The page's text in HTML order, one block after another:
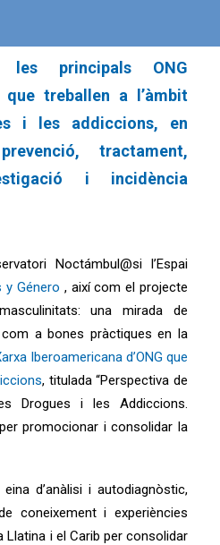
les principals ONG
que treballen a l’àmbit
i les addiccions, en
tractament,
i incidència
Noctámbul@si l’Espai
y Género , així com el projecte
una mirada de
com a bones pràctiques en la
Iberoamericana d’ONG que
, titulada “Perspectiva de
Drogues i les Addiccions.
promocionar i consolidar la
d’anàlisi i autodiagnòstic,
coneixement i experiències
Llatina i el Carib per consolidar